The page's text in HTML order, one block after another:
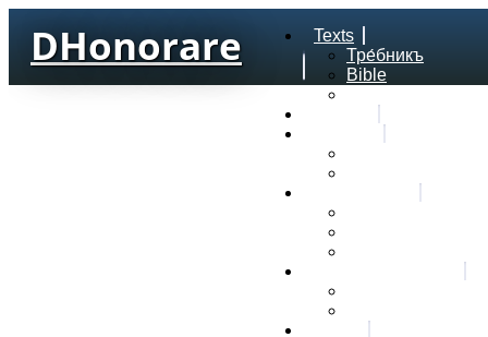
DHonorare
Texts
Тре́бникъ
Bible